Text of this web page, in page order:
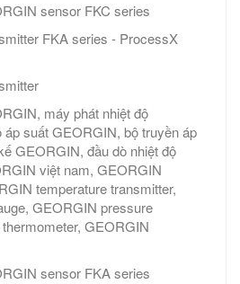
sensor FKC series
FKA series - ProcessX
máy phát nhiệt độ
suất GEORGIN, bộ truyền áp
GEORGIN, đầu dò nhiệt độ
việt nam, GEORGIN
temperature transmitter,
GEORGIN pressure
GEORGIN
sensor FKA series